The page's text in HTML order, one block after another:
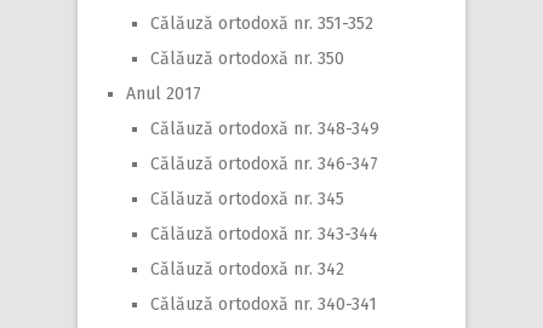
Călăuză ortodoxă nr. 351-352
Călăuză ortodoxă nr. 350
Anul 2017
Călăuză ortodoxă nr. 348-349
Călăuză ortodoxă nr. 346-347
Călăuză ortodoxă nr. 345
Călăuză ortodoxă nr. 343-344
Călăuză ortodoxă nr. 342
Călăuză ortodoxă nr. 340-341